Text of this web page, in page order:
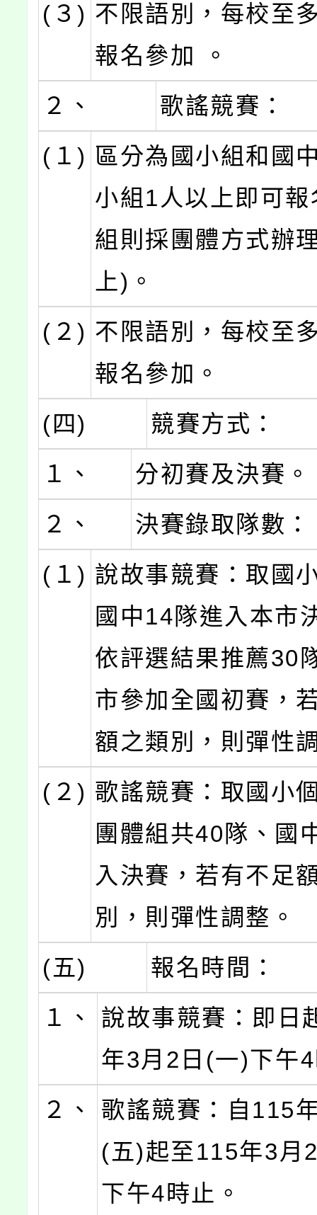
(３) 不限語別，每校至
報名參加 。
２、
歌謠競賽：
(１) 區分為國小組和國
小組1人以上即可
組則採團體方式辦
上)。
(２) 不限語別，每校至
報名參加。
(四)
競賽方式：
１、
分初賽及決賽。
２、
決賽錄取隊數：
(１) 說故事競賽：取國
國中14隊進入本市
依評選結果推薦30
市參加全國初賽，
額之類別，則彈性
(２) 歌謠競賽：取國小
團體組共40隊、國
入決賽，若有不足
別，則彈性調整。
(五)
報名時間：
１、
說故事競賽：即日
年3月2日(一)下午
２、
歌謠競賽：自115
(五)起至115年3月
下午4時止。